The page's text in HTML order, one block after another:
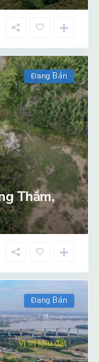
Đang Bán
Thắm,
Đang Bán